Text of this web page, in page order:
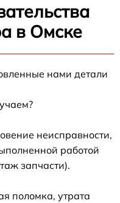
в Омске
нами детали
неисправности,
работой
запчасти).
поломка, утрата